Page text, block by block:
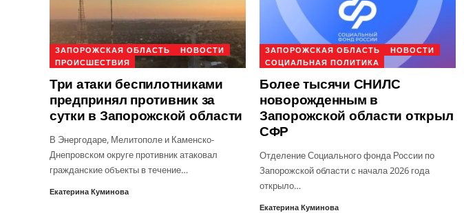
ЗАПОРОЖСКАЯ ОБЛАСТЬ
НОВОСТИ
ПРОИСШЕСТВИЯ
Три атаки беспилотниками
предпринял противник за
сутки в Запорожской области
В Энергодаре, Мелитополе и Каменско-
Днепровском округе противник атаковал
гражданские объекты в течение…
Екатерина Куминова
ЗАПОРОЖСКАЯ ОБЛАСТЬ
НОВОСТИ
СОЦИАЛЬНАЯ ПОЛИТИКА
Более тысячи СНИЛС
новорожденным в
Запорожской области открыл
СФР
Отделение Социального фонда России по
Запорожской области с начала 2026 года
открыло…
Екатерина Куминова